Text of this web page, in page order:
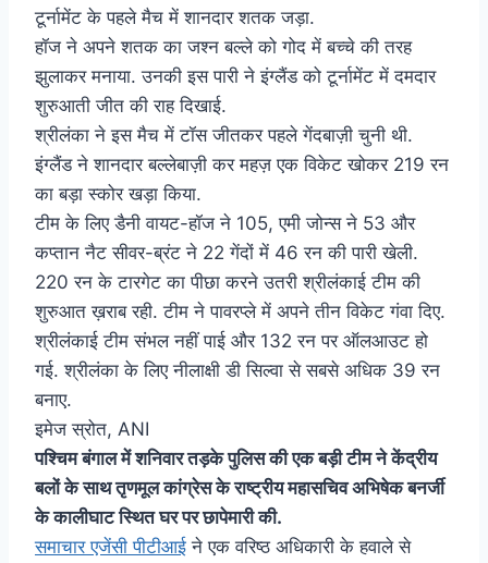
टूर्नामेंट के पहले मैच में शानदार शतक जड़ा.
हॉज ने अपने शतक का जश्न बल्ले को गोद में बच्चे की तरह
झुलाकर मनाया. उनकी इस पारी ने इंग्लैंड को टूर्नामेंट में दमदार
शुरुआती जीत की राह दिखाई.
श्रीलंका ने इस मैच में टॉस जीतकर पहले गेंदबाज़ी चुनी थी.
इंग्लैंड ने शानदार बल्लेबाज़ी कर महज़ एक विकेट खोकर 219 रन
का बड़ा स्कोर खड़ा किया.
टीम के लिए डैनी वायट-हॉज ने 105, एमी जोन्स ने 53 और
कप्तान नैट सीवर-ब्रंट ने 22 गेंदों में 46 रन की पारी खेली.
220 रन के टारगेट का पीछा करने उतरी श्रीलंकाई टीम की
शुरुआत ख़राब रही. टीम ने पावरप्ले में अपने तीन विकेट गंवा दिए.
श्रीलंकाई टीम संभल नहीं पाई और 132 रन पर ऑलआउट हो
गई. श्रीलंका के लिए नीलाक्षी डी सिल्वा से सबसे अधिक 39 रन
बनाए.
इमेज स्रोत, ANI
पश्चिम बंगाल में शनिवार तड़के पुलिस की एक बड़ी टीम ने केंद्रीय
बलों के साथ तृणमूल कांग्रेस के राष्ट्रीय महासचिव अभिषेक बनर्जी
के कालीघाट स्थित घर पर छापेमारी की.
समाचार एजेंसी पीटीआई ने एक वरिष्ठ अधिकारी के हवाले से